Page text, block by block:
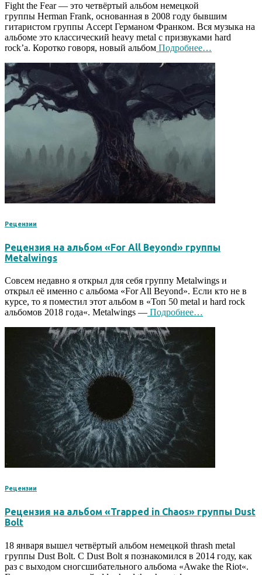
Fight the Fear — это четвёртый альбом немецкой
группы Herman Frank, основанная в 2008 году бывшим
гитаристом группы Accept Германом Франком. Вся музыка на
альбоме это классический heavy metal с призвуками hard
rock’a. Коротко говоря, новый альбом Подробнее…
Рецензии
Рецензия на альбом «For All Beyond» группы
Metalwings
Совсем недавно я открыл для себя группу Metalwings и
открыл её именно с альбома «For All Beyond». Если кто не в
курсе, то я поместил этот альбом в «Топ 50 metal и hard rock
альбомов 2018 года«. Metalwings — Подробнее…
Рецензии
Рецензия на альбом «Trapped in Chaos» группы Dust
Bolt
18 января вышел четвёртый альбом немецкой thrash metal
группы Dust Bolt. С Dust Bolt я познакомился в 2014 году, как
раз с выходом сногсшибательного альбома «Awake the Riot«.